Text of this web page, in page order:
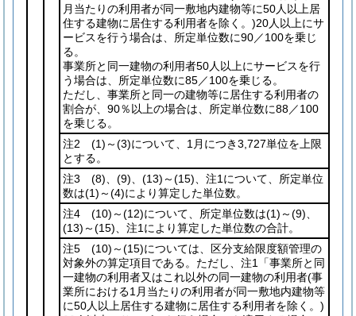
月当たりの利用者が同一敷地内建物等に50人以上居
住する建物に居住する利用者を除く。)20人以上にサ
ービスを行う場合は、所定単位数に90／100を乗じ
る。
事業所と同一建物の利用者50人以上にサービスを行
う場合は、所定単位数に85／100を乗じる。
ただし、事業所と同一の建物等に居住する利用者の
割合が、90％以上の場合は、所定単位数に88／100
を乗じる。
注2 (1) ～(3)について、1月につき3,727単位を上限
とする。
注3 (8) (9) (13) ～(15) 、注1について、所定単位
数は(1) ～(4)により算定した単位数。
注4 (10) ～(12)について、所定単位数は(1) ～(9)
(13) ～(15) 、注1により算定した単位数の合計。
注5 (10) ～(15)については、区分支給限度額管理の
対象外の算定項目である。ただし、注1「事業所と同
一建物の利用者又はこれ以外の同一建物の利用者(事
業所における1月当たりの利用者が同一敷地内建物等
に50人以上居住する建物に居住する利用者を除く。)